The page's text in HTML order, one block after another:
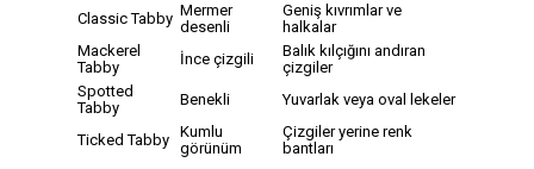
Classic Tabby Mermer
desenli
Geniş kıvrımlar ve
halkalar
Mackerel
Tabby
İnce çizgili
Balık kılçığını andıran
çizgiler
Spotted
Tabby
Benekli Yuvarlak veya oval lekeler
Ticked Tabby Kumlu
görünüm
Çizgiler yerine renk
bantları